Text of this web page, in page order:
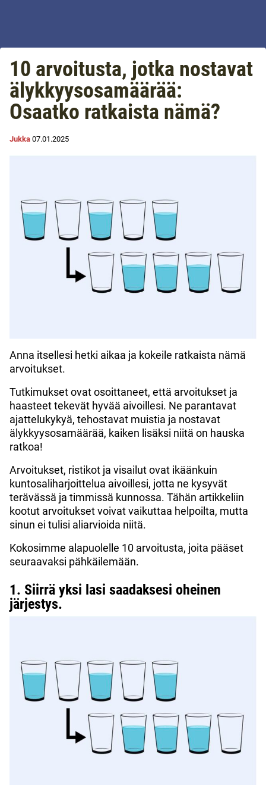
10 arvoitusta, jotka nostavat
älykkyysosamäärää:
Osaatko ratkaista nämä?
Jukka 07.01.2025
Anna itsellesi hetki aikaa ja kokeile ratkaista nämä
arvoitukset.
Tutkimukset ovat osoittaneet, että arvoitukset ja
haasteet tekevät hyvää aivoillesi. Ne parantavat
ajattelukykyä, tehostavat muistia ja nostavat
älykkyysosamäärää, kaiken lisäksi niitä on hauska
ratkoa!
Arvoitukset, ristikot ja visailut ovat ikäänkuin
kuntosaliharjoittelua aivoillesi, jotta ne kysyvät
terävässä ja timmissä kunnossa. Tähän artikkeliin
kootut arvoitukset voivat vaikuttaa helpoilta, mutta
sinun ei tulisi aliarvioida niitä.
Kokosimme alapuolelle 10 arvoitusta, joita pääset
seuraavaksi pähkäilemään.
1. Siirrä yksi lasi saadaksesi oheinen
järjestys.